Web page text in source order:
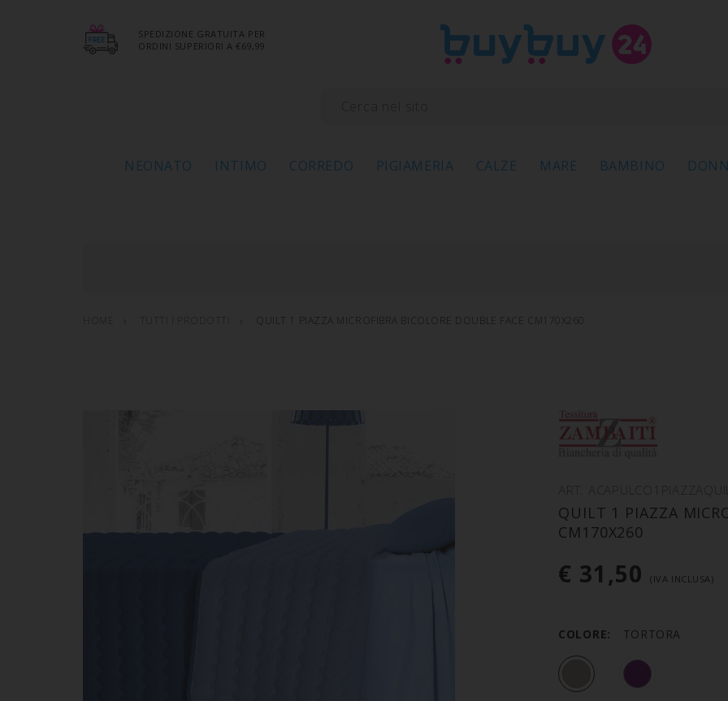
SPEDIZIONE GRATUITA PER
ORDINI SUPERIORI A €69,99
NEONATO INTIMO CORREDO PIGIAMERIA CALZE MARE BAMBINO
QUILT 1 PIAZZA MICROFIBRA BICOLORE DOUBLE FACE CM170X260
QUILT 1 PIAZZA
CM170X260
€ 31,50 (IVA INCLUSA)
COLORE: TORTORA